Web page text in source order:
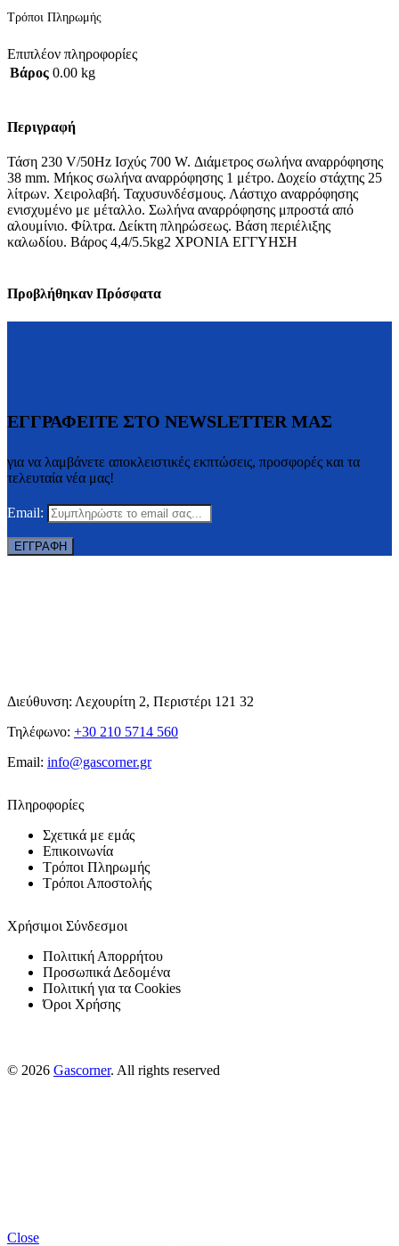
Τρόποι Πληρωμής
Επιπλέον πληροφορίες
Βάρος 0.00 kg
Περιγραφή
Τάση 230 V/50Hz Ισχύς 700 W. Διάμετρος σωλήνα αναρρόφησης
38 mm. Μήκος σωλήνα αναρρόφησης 1 μέτρο. Δοχείο στάχτης 25
λίτρων. Χειρολαβή. Ταχυσυνδέσμους. Λάστιχο αναρρόφησης
ενισχυμένο με μέταλλο. Σωλήνα αναρρόφησης μπροστά από
αλουμίνιο. Φίλτρα. Δείκτη πληρώσεως. Βάση περιέλιξης
καλωδίου. Βάρος 4,4/5.5kg2 ΧΡΟΝΙΑ ΕΓΓΥΗΣΗ
Προβλήθηκαν Πρόσφατα
ΕΓΓΡΑΦΕΙΤΕ ΣΤΟ NEWSLETTER ΜΑΣ
για να λαμβάνετε αποκλειστικές εκπτώσεις, προσφορές και τα
τελευταία νέα μας!
Email:
Διεύθυνση: Λεχουρίτη 2, Περιστέρι 121 32
Τηλέφωνο: +30 210 5714 560
Email: info@gascorner.gr
Πληροφορίες
Σχετικά με εμάς
Επικοινωνία
Τρόποι Πληρωμής
Τρόποι Αποστολής
Χρήσιμοι Σύνδεσμοι
Πολιτική Απορρήτου
Προσωπικά Δεδομένα
Πολιτική για τα Cookies
Όροι Χρήσης
© 2026 Gascorner. All rights reserved
Close